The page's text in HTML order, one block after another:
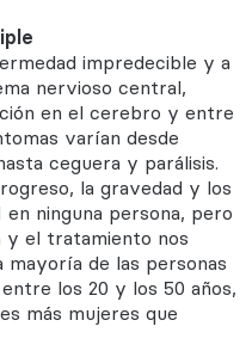
impredecible y a
nervioso central,
en el cerebro y entre
varían desde
ceguera y parálisis.
la gravedad y los
ninguna persona, pero
y el tratamiento nos
mayoría de las personas
los 20 y los 50 años,
más mujeres que